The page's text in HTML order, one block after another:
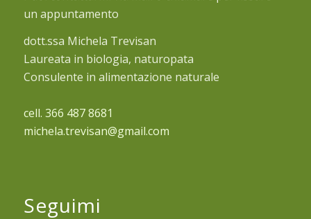
un appuntamento
dott.ssa Michela Trevisan
Laureata in biologia, naturopata
Consulente in alimentazione naturale
cell. 366 487 8681
michela.trevisan@gmail.com
Seguimi